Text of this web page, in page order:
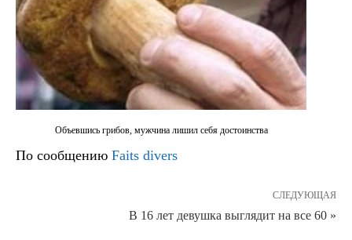
Объевшись грибов, мужчина лишил себя достоинства
По сообщению Faits divers
СЛЕДУЮЩАЯ
В 16 лет девушка выглядит на все 60 »